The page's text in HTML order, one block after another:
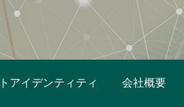
アイデンティティ 会社概要